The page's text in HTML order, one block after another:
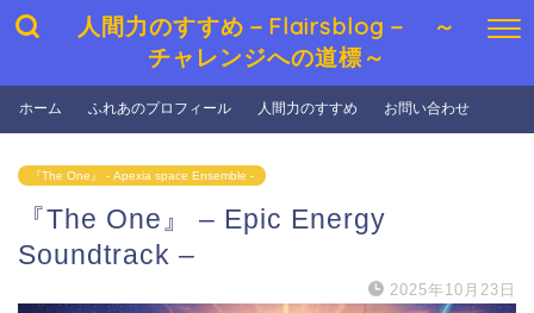
人間力のすすめ－Flairsblog－ ～
チャレンジへの道標～
ホーム ふれあのプロフィール 人間力のすすめ お問い合わせ
『The One』 - Apexia space Ensemble -
『The One』 – Epic Energy
Soundtrack –
2025年10月23日